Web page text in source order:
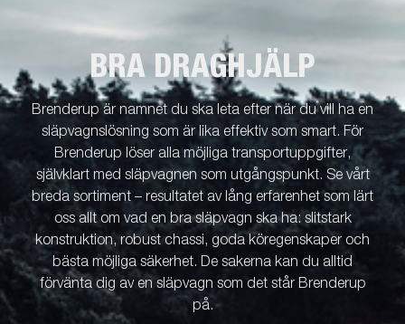
BRA DRAGHJÄLP
Brenderup är namnet du ska leta efter när du vill ha en
släpvagnslösning som är lika effektiv som smart. För
Brenderup löser alla möjliga transportuppgifter,
självklart med släpvagnen som utgångspunkt. Se vårt
breda sortiment – resultatet av lång erfarenhet som lärt
oss allt om vad en bra släpvagn ska ha: slitstark
konstruktion, robust chassi, goda köregenskaper och
bästa möjliga säkerhet. De sakerna kan du alltid
förvänta dig av en släpvagn som det står Brenderup
på.